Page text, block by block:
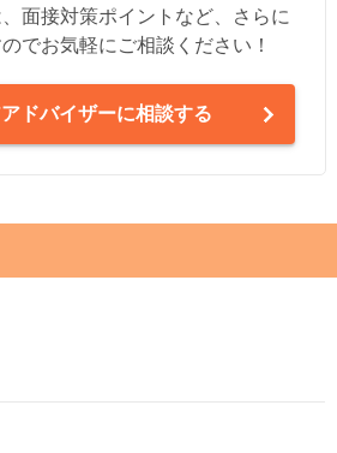
面接対策ポイントなど、さらに
でお気軽にご相談ください！
ドバイザーに相談する